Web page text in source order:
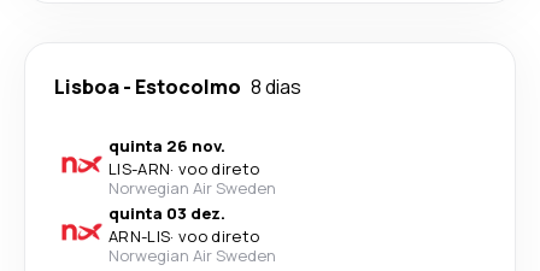
Lisboa- Estocolmo 8 dias
quinta 26 nov.
LIS-ARN· voo direto
Norwegian Air Sweden
quinta 03 dez.
ARN-LIS· voo direto
Norwegian Air Sweden